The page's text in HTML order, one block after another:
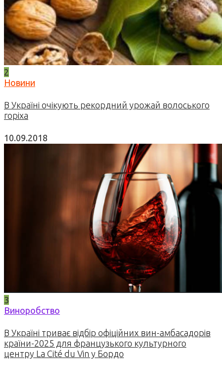
2
Новини
В Україні очікують рекордний урожай волоського
горіха
10.09.2018
3
Виноробство
В Україні триває відбір офіційних вин-амбасадорів
країни-2025 для французького культурного
центру La Cité du Vin у Бордо